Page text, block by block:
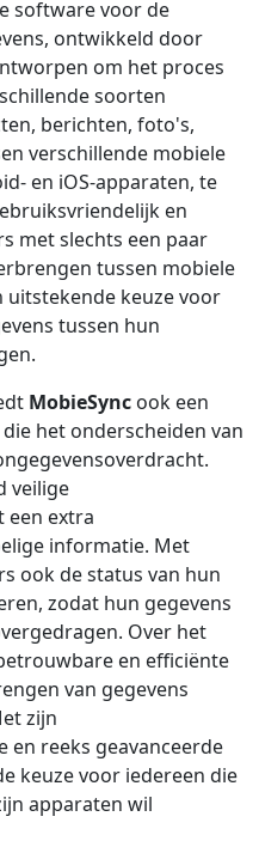
software voor de
ontwikkeld door
om het proces
soorten
berichten, foto's,
verschillende mobiele
en iOS-apparaten, te
en
met slechts een paar
tussen mobiele
uitstekende keuze voor
tussen hun
MobieSync ook een
het onderscheiden van
veilige
een extra
informatie. Met
ook de status van hun
zodat hun gegevens
Over het
en efficiënte
van gegevens
zijn
reeks geavanceerde
keuze voor iedereen die
apparaten wil